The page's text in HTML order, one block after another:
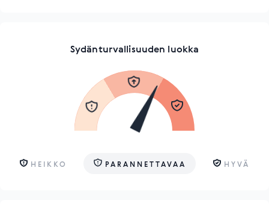
Sydänturvallisuuden luokka
HEIKKO PARANNETTAVAA HYVÄ